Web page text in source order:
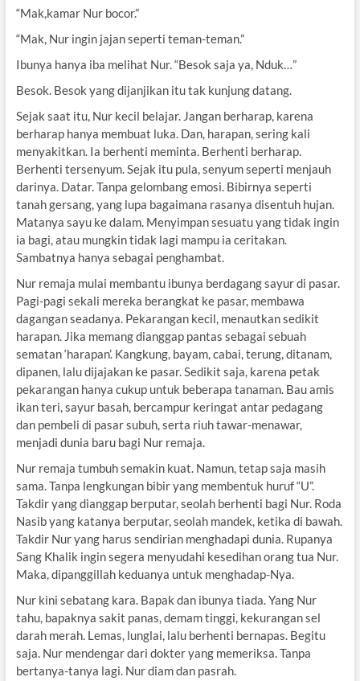
“Mak,kamar Nur bocor.”
“Mak, Nur ingin jajan seperti teman-teman.”
Ibunya hanya iba melihat Nur. “Besok saja ya, Nduk…”
Besok. Besok yang dijanjikan itu tak kunjung datang.
Sejak saat itu, Nur kecil belajar. Jangan berharap, karena
berharap hanya membuat luka. Dan, harapan, sering kali
menyakitkan. Ia berhenti meminta. Berhenti berharap.
Berhenti tersenyum. Sejak itu pula, senyum seperti menjauh
darinya. Datar. Tanpa gelombang emosi. Bibirnya seperti
tanah gersang, yang lupa bagaimana rasanya disentuh hujan.
Matanya sayu ke dalam. Menyimpan sesuatu yang tidak ingin
ia bagi, atau mungkin tidak lagi mampu ia ceritakan.
Sambatnya hanya sebagai penghambat.
Nur remaja mulai membantu ibunya berdagang sayur di pasar.
Pagi-pagi sekali mereka berangkat ke pasar, membawa
dagangan seadanya. Pekarangan kecil, menautkan sedikit
harapan. Jika memang dianggap pantas sebagai sebuah
sematan ‘harapan’. Kangkung, bayam, cabai, terung, ditanam,
dipanen, lalu dijajakan ke pasar. Sedikit saja, karena petak
pekarangan hanya cukup untuk beberapa tanaman. Bau amis
ikan teri, sayur basah, bercampur keringat antar pedagang
dan pembeli di pasar subuh, serta riuh tawar-menawar,
menjadi dunia baru bagi Nur remaja.
Nur remaja tumbuh semakin kuat. Namun, tetap saja masih
sama. Tanpa lengkungan bibir yang membentuk huruf “U”.
Takdir yang dianggap berputar, seolah berhenti bagi Nur. Roda
Nasib yang katanya berputar, seolah mandek, ketika di bawah.
Takdir Nur yang harus sendirian menghadapi dunia. Rupanya
Sang Khalik ingin segera menyudahi kesedihan orang tua Nur.
Maka, dipanggillah keduanya untuk menghadap-Nya.
Nur kini sebatang kara. Bapak dan ibunya tiada. Yang Nur
tahu, bapaknya sakit panas, demam tinggi, kekurangan sel
darah merah. Lemas, lunglai, lalu berhenti bernapas. Begitu
saja. Nur mendengar dari dokter yang memeriksa. Tanpa
bertanya-tanya lagi. Nur diam dan pasrah.